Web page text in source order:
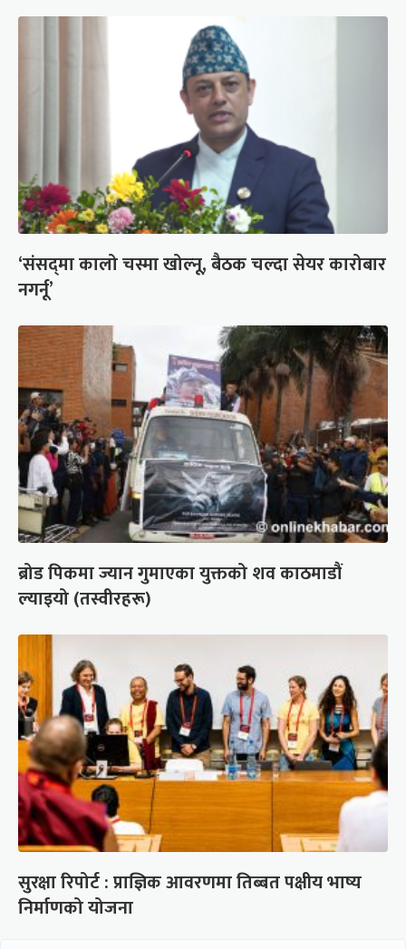
‘संसद्‍मा कालो चस्मा खोल्नू, बैठक चल्दा सेयर कारोबार
नगर्नू’
ब्रोड पिकमा ज्यान गुमाएका युक्तको शव काठमाडौं
ल्याइयो (तस्वीरहरू)
सुरक्षा रिपोर्ट : प्राज्ञिक आवरणमा तिब्बत पक्षीय भाष्य
निर्माणको योजना